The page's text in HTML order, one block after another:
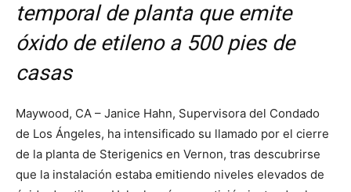
temporal de planta que emite
óxido de etileno a 500 pies de
casas
Maywood, CA – Janice Hahn, Supervisora del Condado
de Los Ángeles, ha intensificado su llamado por el cierre
de la planta de Sterigenics en Vernon, tras descubrirse
que la instalación estaba emitiendo niveles elevados de